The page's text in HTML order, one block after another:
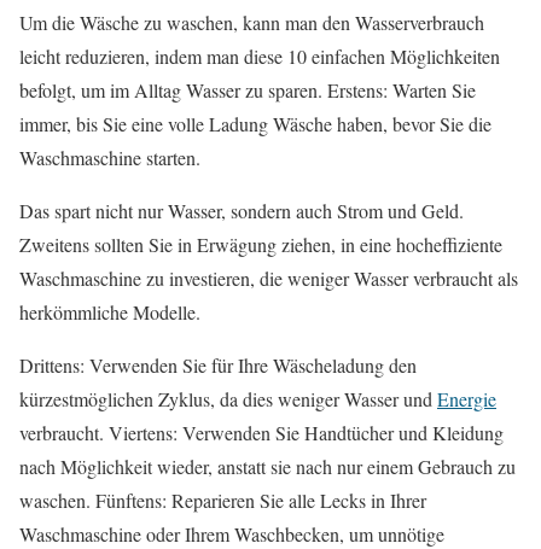
Um die Wäsche zu waschen, kann man den Wasserverbrauch
leicht reduzieren, indem man diese 10 einfachen Möglichkeiten
befolgt, um im Alltag Wasser zu sparen. Erstens: Warten Sie
immer, bis Sie eine volle Ladung Wäsche haben, bevor Sie die
Waschmaschine starten.
Das spart nicht nur Wasser, sondern auch Strom und Geld.
Zweitens sollten Sie in Erwägung ziehen, in eine hocheffiziente
Waschmaschine zu investieren, die weniger Wasser verbraucht als
herkömmliche Modelle.
Drittens: Verwenden Sie für Ihre Wäscheladung den
kürzestmöglichen Zyklus, da dies weniger Wasser und Energie
verbraucht. Viertens: Verwenden Sie Handtücher und Kleidung
nach Möglichkeit wieder, anstatt sie nach nur einem Gebrauch zu
waschen. Fünftens: Reparieren Sie alle Lecks in Ihrer
Waschmaschine oder Ihrem Waschbecken, um unnötige